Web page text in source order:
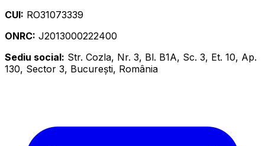
CUI: RO31073339
ONRC: J2013000222400
Sediu social: Str. Cozla, Nr. 3, Bl. B1A, Sc. 3, Et. 10, Ap.
130, Sector 3, București, România